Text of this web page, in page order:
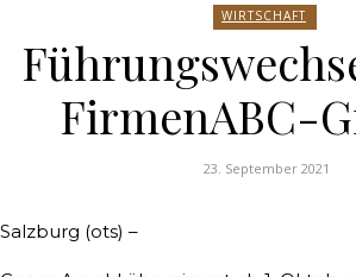
WIRTSCHAFT
FirmenABC-
23. September 2021
Salzburg (ots) –